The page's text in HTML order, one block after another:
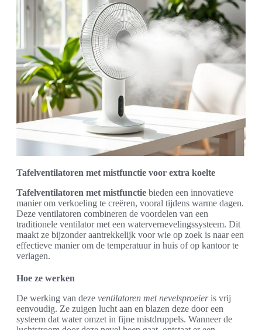
Tafelventilatoren met mistfunctie voor extra koelte
Tafelventilatoren met mistfunctie bieden een innovatieve
manier om verkoeling te creëren, vooral tijdens warme dagen.
Deze ventilatoren combineren de voordelen van een
traditionele ventilator met een watervernevelingssysteem. Dit
maakt ze bijzonder aantrekkelijk voor wie op zoek is naar een
effectieve manier om de temperatuur in huis of op kantoor te
verlagen.
Hoe ze werken
De werking van deze ventilatoren met nevelsproeieris vrij
eenvoudig. Ze zuigen lucht aan en blazen deze door een
systeem dat water omzet in fijne mistdruppels. Wanneer de